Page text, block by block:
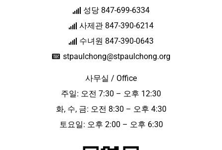
성당 847-699-6334
사제관 847-390-6214
수녀원 847-390-0643
stpaulchong@stpaulchong.org
사무실 / Office
주일: 오전 7:30 – 오후 12:30
화, 수, 금: 오전 8:30 – 오후 4:30
토요일: 오후 2:00 – 오후 6:30